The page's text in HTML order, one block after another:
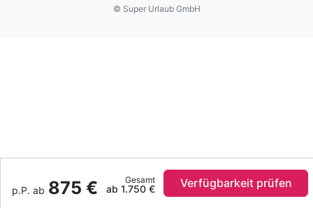
p.P. ab 875 € Gesamt
ab 1.750 € Verfügbarkeit prüfen
© Super Urlaub GmbH